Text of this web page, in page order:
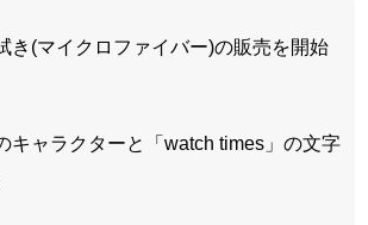
き(マイクロファイバー)の販売を開始
キャラクターと「watch times」の文字